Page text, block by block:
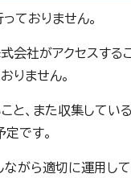
ておりません。
会社がアクセスす
りません。
と、また収集してい
です。
がら適切に運用して